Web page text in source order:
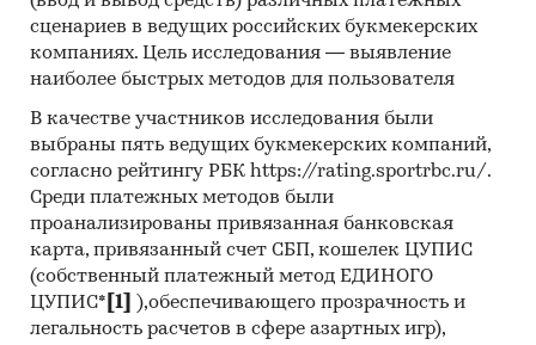
состоялось 309 тендерных торгов по поставкам
технических газов. Общий объем тендерных
закупок, по максимальным ценам, составил
руб. За тот же период по Сибирскому
федеральному округу состоялось***
тендерных торгов по поставкам технических
газов. Общий объем тендерных закупок, по
максимальным ценам, составил***руб.
Целевая аудитория:крупнейшими
потребителями технических газов и газовых
смесей являются – металлургия (***%) и
сценариев в ведущих российских букмекерских
компаниях. Цель исследования — выявление
наиболее быстрых методов для пользователя
В качестве участников исследования были
выбраны пять ведущих букмекерских компаний,
согласно рейтингу РБК https://rating.sportrbc.ru/.
Среди платежных методов были
проанализированы привязанная банковская
карта, привязанный счет СБП, кошелек ЦУПИС
(собственный платежный метод ЕДИНОГО
ЦУПИС* [1]
),обеспечивающего прозрачность и
легальность расчетов в сфере азартных игр),